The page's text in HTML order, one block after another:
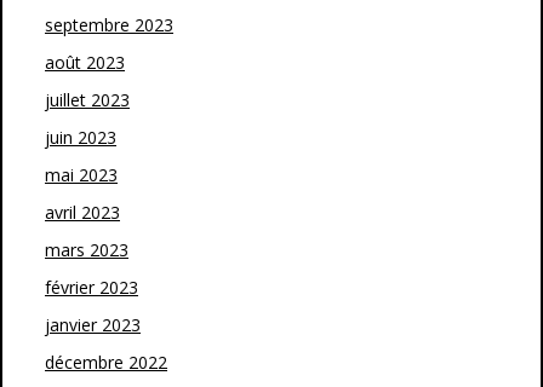
septembre 2023
août 2023
juillet 2023
juin 2023
mai 2023
avril 2023
mars 2023
février 2023
janvier 2023
décembre 2022